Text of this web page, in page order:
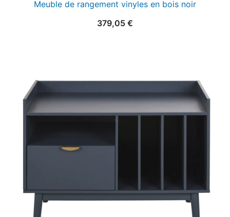
Meuble de rangement vinyles en bois noir
379,05 €